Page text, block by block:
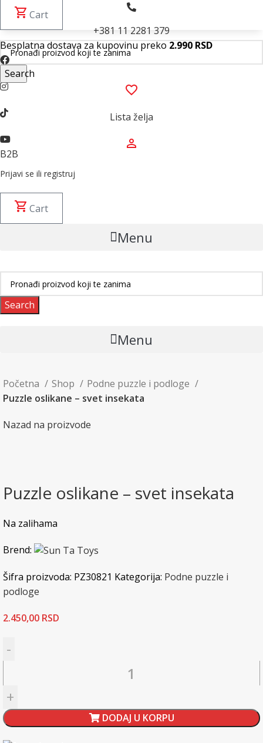
+381 11 2281 379
Besplatna dostava za kupovinu preko2.990 RSD
B2B
Search
Lista želja
Prijavi se ili registruj
Cart
Menu
Search
Menu
Cart
Početna Shop
Podne puzzle i podloge
Puzzle oslikane – svet insekata
Nazad na proizvode
Puzzle oslikane – svet insekata
Na zalihama
Brend:
Šifra proizvoda: PZ30821 Kategorija: Podne puzzle i
podloge
2.450,00 RSD
Puzzle oslikane – svet insekata količina
DODAJ U KORPU